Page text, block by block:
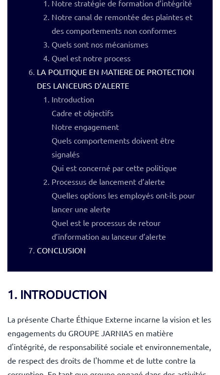
Notre stratégie de formation d’intégrité
Notre canal de remontée des plaintes et
des comportements non conformes
Quels sont nos mécanismes
Quel est notre process
LA POLITIQUE EN MATIERE DE PROTECTION
DES LANCEURS D’ALERTE
Introduction
Cadre et objectifs
Notre engagement
Quels comportements doivent être
signalés
Qui est concerné par cette politique
Processus de lancement d’alerte
Quelles options les employés ont-ils pour
lancer une alerte
Quel est le processus de retour
d’information au lanceur d’alerte
CONCLUSION
1. INTRODUCTION
La présente Charte Éthique Externe incarne la vision et les
engagements du GROUPE JARNIAS en matière
d'intégrité, de responsabilité sociale et environnementale,
de respect des droits de l'homme et de lutte contre la